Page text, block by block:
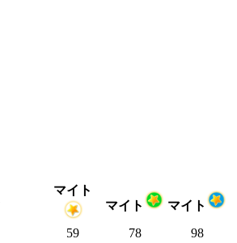
マイト
マイト
マイト
59 78
98